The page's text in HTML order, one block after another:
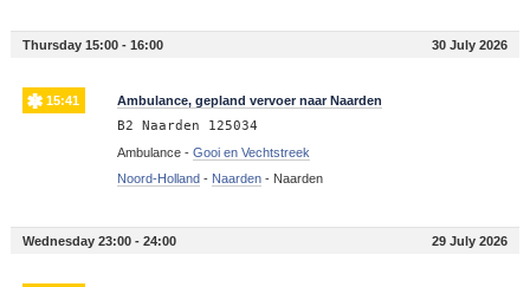
Thursday 15:00 - 16:00 30 July 2026
15:41 Ambulance, gepland vervoer naar Naarden
B2 Naarden 125034
Ambulance - Gooi en Vechtstreek
Noord-Holland- Naarden- Naarden
Wednesday 23:00 - 24:00 29 July 2026